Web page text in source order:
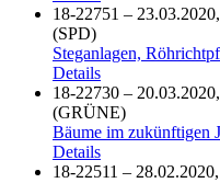
18-22751 –
(SPD)
Steganlagen,
Details
18-22730 –
(GRÜNE)
Bäume im zukünftigen
Details
18-22511 –